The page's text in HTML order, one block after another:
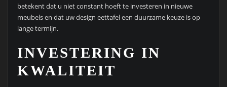
betekent dat u niet constant hoeft te investeren in nieuwe
meubels en dat uw design eettafel een duurzame keuze is op
lange termijn.
INVESTERING IN
KWALITEIT